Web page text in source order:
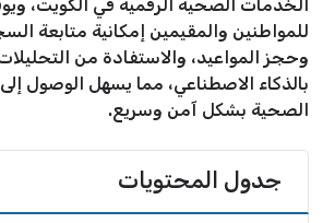
الخدمات الصحية الرقمية في الكويت،
للمواطنين والمقيمين إمكانية متابعة
وحجز المواعيد، والاستفادة من
بالذكاء الاصطناعي، مما يسهل الوصول
الصحية بشكل آمن وسريع.
جدول المحتويات